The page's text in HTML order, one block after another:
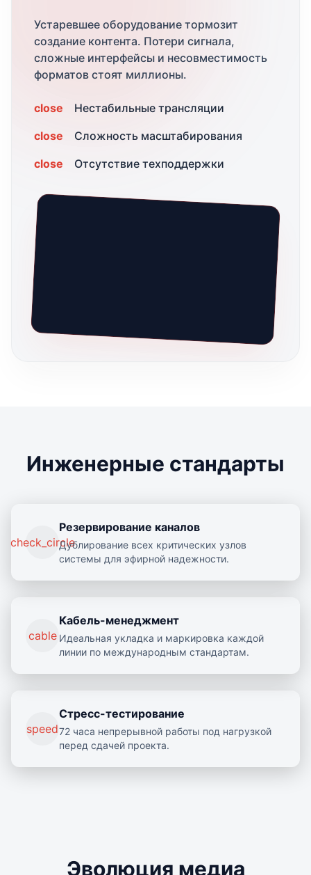
Устаревшее оборудование тормозит
создание контента. Потери сигнала,
сложные интерфейсы и несовместимость
форматов стоят миллионы.
close
Нестабильные трансляции
close
Сложность масштабирования
close
Отсутствие техподдержки
Инженерные стандарты
check_circle
Резервирование каналов
Дублирование всех критических узлов
системы для эфирной надежности.
cable
Кабель-менеджмент
Идеальная укладка и маркировка каждой
линии по международным стандартам.
speed
Стресс-тестирование
72 часа непрерывной работы под нагрузкой
перед сдачей проекта.
Эволюция медиа